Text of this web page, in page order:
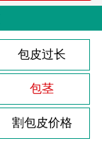
包皮过长
包茎
割包皮价格